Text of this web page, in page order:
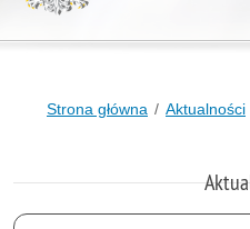
Strona główna Aktualności